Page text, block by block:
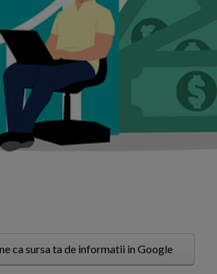
ca sursa ta de informatii in Google